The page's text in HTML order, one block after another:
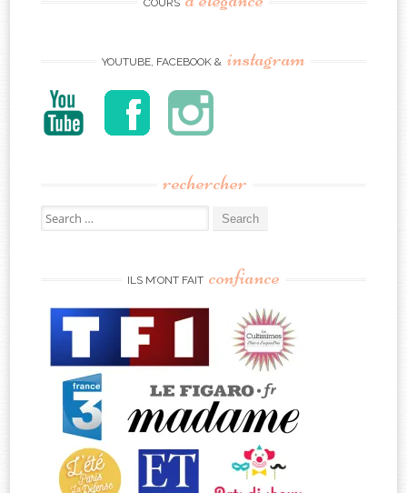
YOUTUBE, FACEBOOK & instagram
rechercher
Search
for:
ILS M’ONT FAIT confiance